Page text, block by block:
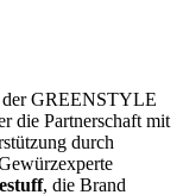
der GREENSTYLE
die Partnerschaft mit
durch
, die Brand